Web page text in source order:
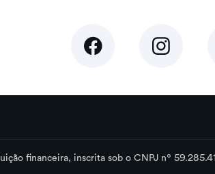
financeira, inscrita sob o CNPJ nº